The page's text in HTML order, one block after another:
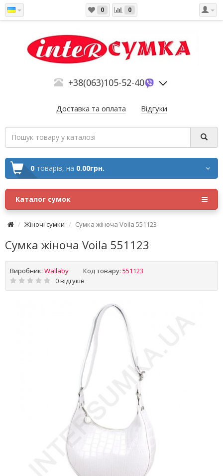
0 0
+38(063)105-52-40
Доставка та оплата Відгуки
0 товарів, на 0.00грн.
Каталог сумок
Жіночі сумки Сумка жіноча Voila 551123
Сумка жіноча Voila 551123
Виробник: Wallaby Код товару: 551123
0 відгуків